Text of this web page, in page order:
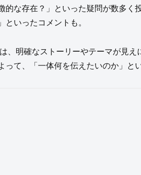
的な存在？」といった疑問が数多く
といったコメントも。
、明確なストーリーやテーマが見
って、「一体何を伝えたいのか」と